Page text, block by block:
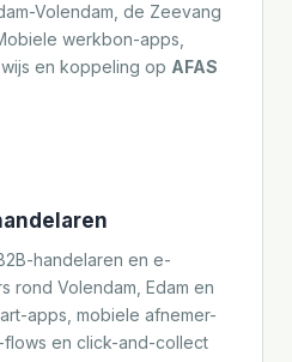
Volendam, de Zeevang
werkbon-apps,
en koppeling op AFAS
handelaren en e-
rond Volendam, Edam en
apps, mobiele afnemer-
en click-and-collect